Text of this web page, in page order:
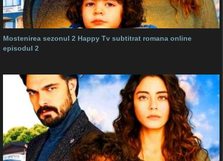
Mostenirea sezonul 2 Happy Tv subtitrat romana online
episodul 2